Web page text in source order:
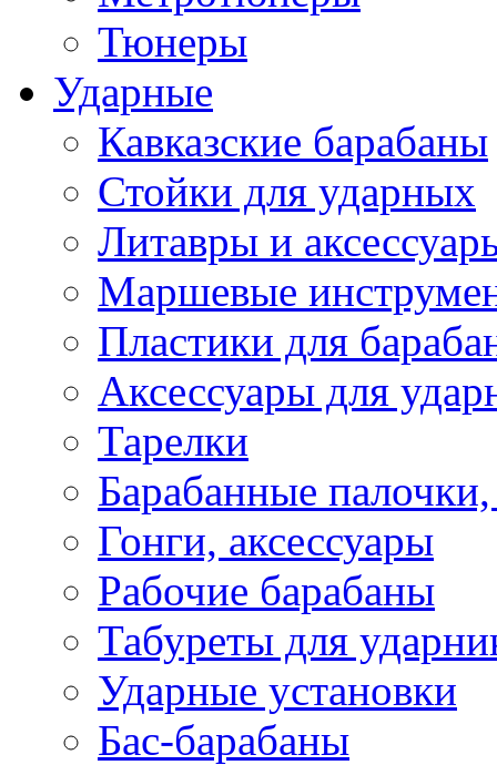
Тюнеры
Ударные
Кавказские барабаны
Стойки для ударных
Литавры и
Маршевые
Пластики для
Аксессуары для
Тарелки
Барабанные палочки,
Гонги, аксессуары
Рабочие барабаны
Табуреты для
Ударные установки
Бас-барабаны